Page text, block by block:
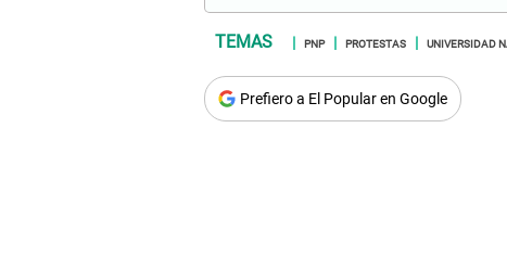
PNP PROTESTAS UNIVERSIDAD
Prefiero a El Popular en Google